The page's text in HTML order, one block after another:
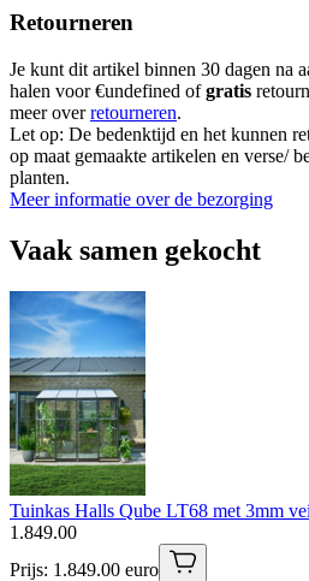
Retourneren
Je kunt dit artikel binnen 30 dagen na
halen voor €undefined ofgratis
meer overretourneren.
Let op: De bedenktijd en het kunnen
op maat gemaakte artikelen en verse/
planten.
Meer informatie over de bezorging
Vaak samen gekocht
Tuinkas Halls Qube LT68 met 3mm
1 .849.00
Prijs: 1.849.00 euro